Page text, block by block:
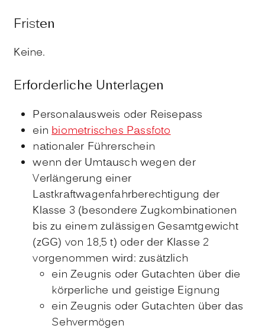
Fristen
Keine.
Erforderliche Unterlagen
Personalausweis oder Reisepass
einbiometrisches Passfoto
nationaler Führerschein
wenn der Umtausch wegen der
Verlängerung einer
Lastkraftwagenfahrberechtigung der
Klasse 3 (besondere Zugkombinationen
bis zu einem zulässigen Gesamtgewicht
(zGG) von 18,5 t) oder der Klasse 2
vorgenommen wird: zusätzlich
ein Zeugnis oder Gutachten über die
körperliche und geistige Eignung
ein Zeugnis oder Gutachten über das
Sehvermögen